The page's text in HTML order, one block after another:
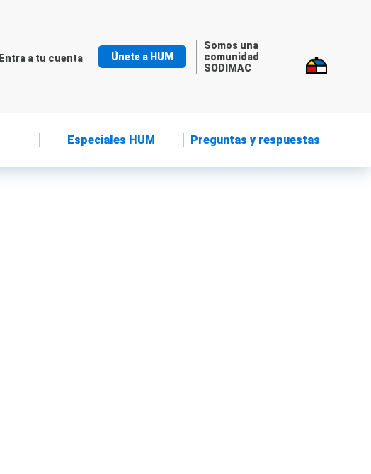
Entra a tu cuenta Únete a HUM
Somos una
comunidad
SODIMAC
Especiales HUM Preguntas y respuestas